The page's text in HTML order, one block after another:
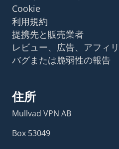
Cookie
利用規約
提携先と販売業者
レビュー、広告、アフィ
バグまたは脆弱性の報告
住所
Mullvad VPN AB
Box 53049